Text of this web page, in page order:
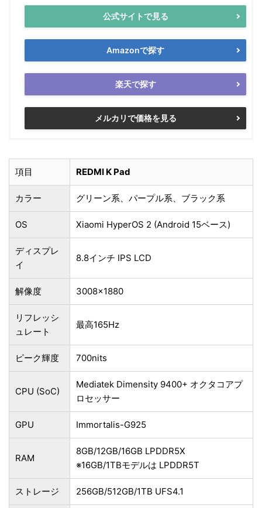
公式サイトで見る
Amazonで探す
楽天で探す
メルカリで価格を見る
項目 REDMI K Pad
カラー グリーン系、パープル系、ブラック系
OS Xiaomi HyperOS 2 (Android 15ベース)
ディスプレ
イ
8.8インチ IPS LCD
解像度 3008×1880
リフレッシ
ュレート
最高165Hz
ピーク輝度 700nits
CPU (SoC)
Mediatek Dimensity 9400+ オクタコアプ
ロセッサー
GPU Immortalis-G925
RAM
8GB/12GB/16GB LPDDR5X
※16GB/1TBモデルは LPDDR5T
ストレージ 256GB/512GB/1TB UFS4.1